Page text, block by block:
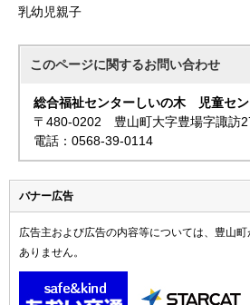
乳幼児親子
このページに関するお問い合わせ
総合福祉センターしいの木 児童セ
〒480-0202 豊山町大字豊場字諏訪
電話：0568-39-0114
バナー広告
広告主および広告の内容等については、豊山
ありません。